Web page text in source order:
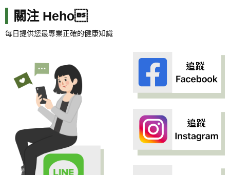
關注 Heho
每日提供您最專業正確的健康知識